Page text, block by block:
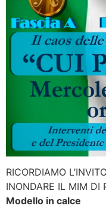
RICORDIAMO
INONDARE IL MIM DI
Modello in calce